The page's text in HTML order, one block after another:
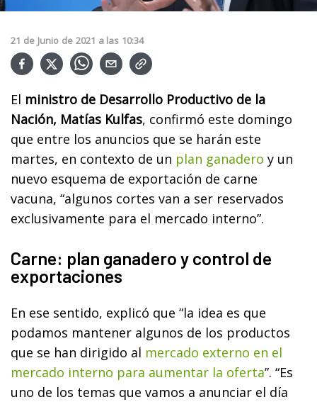
21 de Junio de 2021 a las 10:34
El ministro de Desarrollo Productivo de la
Nación, Matías Kulfas, confirmó este domingo
que entre los anuncios que se harán este
martes, en contexto de un plan ganadero y un
nuevo esquema de exportación de carne
vacuna, “algunos cortes van a ser reservados
exclusivamente para el mercado interno”.
Carne: plan ganadero y control de
exportaciones
En ese sentido, explicó que “la idea es que
podamos mantener algunos de los productos
que se han dirigido al mercado externo en el
mercado interno para aumentar la oferta”. “Es
uno de los temas que vamos a anunciar el día